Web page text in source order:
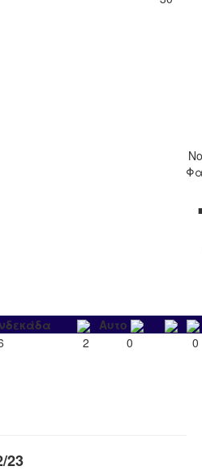
Αυτο
2 0 0
23